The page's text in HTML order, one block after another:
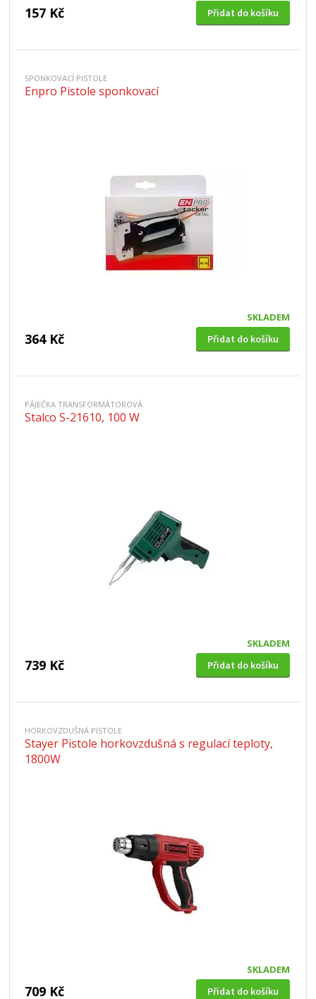
157 Kč Přidat do košíku
SPONKOVACÍ PISTOLE
Enpro Pistole sponkovací
SKLADEM
364 Kč Přidat do košíku
PÁJEČKA TRANSFORMÁTOROVÁ
Stalco S-21610, 100 W
SKLADEM
739 Kč Přidat do košíku
HORKOVZDUŠNÁ PISTOLE
Stayer Pistole horkovzdušná s regulací teploty,
1800W
SKLADEM
709 Kč Přidat do košíku